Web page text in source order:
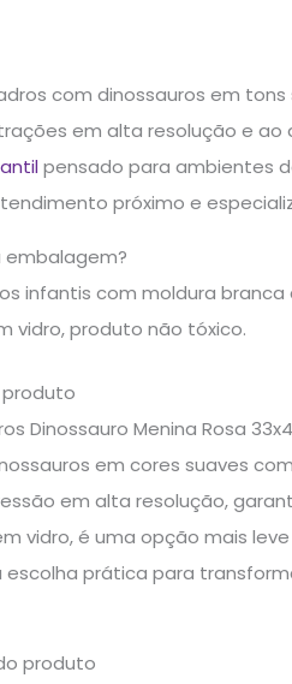
com dinossauros em
em alta resolução e
pensado para ambientes
próximo e
embalagem?
infantis com moldura
vidro, produto não tóxico.
Dinossauro Menina Rosa
em cores suaves
em alta resolução,
vidro, é uma opção mais
escolha prática para
produto